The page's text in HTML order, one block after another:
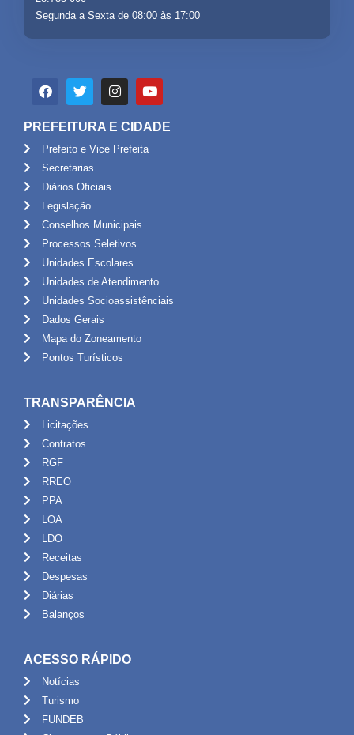
Segunda a Sexta de 08:00 às 17:00
PREFEITURA E CIDADE
Prefeito e Vice Prefeita
Secretarias
Diários Oficiais
Legislação
Conselhos Municipais
Processos Seletivos
Unidades Escolares
Unidades de Atendimento
Unidades Socioassistênciais
Dados Gerais
Mapa do Zoneamento
Pontos Turísticos
TRANSPARÊNCIA
Licitações
Contratos
RGF
RREO
PPA
LOA
LDO
Receitas
Despesas
Diárias
Balanços
ACESSO RÁPIDO
Notícias
Turismo
FUNDEB